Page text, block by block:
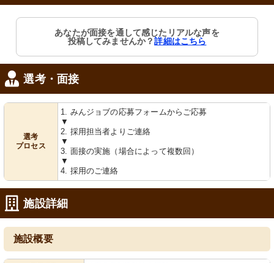
あなたが面接を通して感じたリアルな声を
投稿してみませんか？詳細はこちら
選考・面接
選考
プロセス
1. みんジョブの応募フォームからご応募
▼
2. 採用担当者よりご連絡
▼
3. 面接の実施（場合によって複数回）
▼
4. 採用のご連絡
施設詳細
施設概要